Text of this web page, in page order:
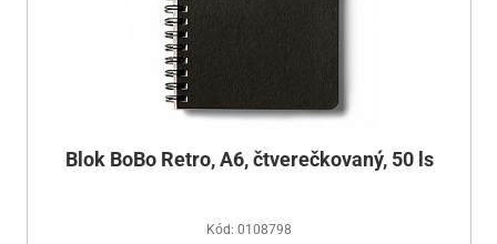
Blok BoBo Retro, A6, čtverečkovaný, 50 ls
Kód: 0108798